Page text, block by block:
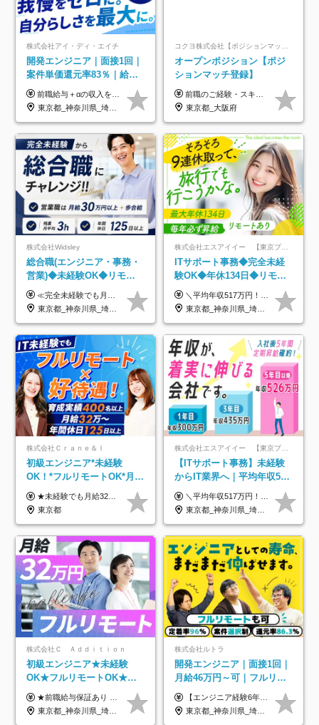
株式会社アイ・ディ・エイチ
開発エンジニア｜面接1回｜
案件単価還元率83％｜給与
UP保証｜年休140日｜在宅
利用率9割｜独立支援・副業
制度
前職給与＋αの収入を保証 月給42万円～120万円＋各種手当＋賞与 給与基準が明確かつ高還元です。 一人ひとりが安定した環境のもと、長く活躍できる職場を目指しています。 ※平均年収650万円 ・還元率83％ ・各種手当について 職能手当／職務手当／資格手当／営業手当 など ※前職での経験・能力、給与などを考慮の上、当社規定により優遇いたします ※試用期間あり（3ヶ月／期間中の条件に変動はありません） ※上記金額には固定残業代（78,948円～225,564円/月30時間分）を含みます 超過分は別途全額支給いたします ・年収UPを保証 過去には転職時に〈年収200万円UP〉したエンジニアも在籍しています。入社時だけでなく、入社後も安心の給与水準で働ける環境です。キャリアや技術力が正当に評価されていないと感じていたら、一度面接でお話ししましょう！ 当社では管理職の人数は最低限にし、無駄な管理をしません。その費用削減分を社員の給与に還元しています！
東京都_神奈川県_埼玉県_千葉県_大阪府_愛知県_北海道_青森県_岩手県_宮城県_秋田県_山形県_福島県_茨城県_栃木県_群馬県_新潟県_山梨県_長野県_富山県_石川県_福井県_静岡県_岐阜県_三重県_兵庫県_京都府_滋賀県_奈良県_和歌山県_広島県_岡山県_鳥取県_島根県_山口県_徳島県_香川県_愛媛県_高知県_福岡県_熊本県_佐賀県_長崎県_大分県_宮崎県_鹿児島県_沖縄県
オープンポジション【ポジ
ションマッチ登録】
前職のご経験・スキル等を考慮して決定します。
東京都_大阪府
株式会社Widsley
総合職(エンジニア・事務・
営業)◆未経験OK◆リモー
トあり◆残業月3h◆服装髪
型自由
≪完全未経験でも月給40万円以上も可能です！≫ -------------- 【1】ITエンジニア 月給26万円～50万円＋プロジェクト手当＋資格手当 【2】IT事務、営業事務 月給26万円～50万円＋プロジェクト手当＋資格手当 ≪【1】【2】共通≫ ★上記給与には固定残業代20時間分(月3万719円～)を含みます。残業が超過した場合は、追加支給します(残業は月平均3時間とほぼ発生しません。残業がなくても、固定残業代は支給されます) ★試用期間6ヵ月あり（期間中は月給23万1000円～。固定残業代20時間分3万719円～を含む／超過分は別途支給） -------------- 【3】SES営業、SaaS営業 月給30万円以上＋インセンティブ＋各種手当 ★上記給与には固定残業代45時間分(月7万6967円～)を含みます。残業が超過した場合は、追加支給します(残業は月平均3時間とほぼ発生しません。残業がなくても、固定残業代は支給されます) ★試用期間6ヵ月あり(期間中も給与や福利厚生は同じです)
東京都_神奈川県_埼玉県_千葉県_大阪府_愛知県_北海道_青森県_岩手県_宮城県_秋田県_山形県_福島県_茨城県_栃木県_群馬県_新潟県_山梨県_長野県_富山県_石川県_福井県_静岡県_岐阜県_三重県_兵庫県_京都府_滋賀県_奈良県_和歌山県_広島県_岡山県_鳥取県_島根県_山口県_徳島県_香川県_愛媛県_高知県_福岡県_熊本県_佐賀県_長崎県_大分県_宮崎県_鹿児島県_沖縄県
株式会社エスアイイー 【東京プロマーケット上場】
ITサポート事務◆完全未経
験OK◆年休134日◆リモー
トOK◆残業月7h以下◆賞与
年3回◆5年目まで必ず昇給
＼平均年収517万円！入社5年目まで毎年必ず昇給／ ■賞与年3回 ■年収800万円以上も可 ■入社3年以上の平均年収469.2万円 月給23万2000円以上＋賞与年3回＋各種手当 ☆入社5年目まで最大1万5000円の定期昇給を確約 ┃各種手当充実 ・規定の資格を取得すれば、2000円～5万円を毎月支給（2万4000円～60万円／年） ・研修中に取得した取得率95％の資格でも研修後の給料UP ※月給は年齢・経験・能力を考慮して、優遇いたします ※上記月給金額は固定残業代（20時間/3万1300円円以上）を含み、超過分は別途支給いたします ※試用期間（6ヶ月）は月給に変動はありますが、その他待遇に差異はありません ├入社後1ヶ月～3ヶ月間は、月給20万1900円となります └上記金額は固定残業代（10時間／1万6000円）を含み、超過分は別途支給いたします
東京都_神奈川県_埼玉県_千葉県_大阪府_愛知県_北海道_青森県_岩手県_宮城県_秋田県_山形県_福島県_茨城県_栃木県_群馬県_新潟県_山梨県_長野県_富山県_石川県_福井県_静岡県_岐阜県_三重県_兵庫県_京都府_滋賀県_奈良県_和歌山県_広島県_岡山県_鳥取県_島根県_山口県_徳島県_香川県_愛媛県_高知県_福岡県_熊本県_佐賀県_長崎県_大分県_宮崎県_鹿児島県_沖縄県
株式会社Ｃｒａｎｅ＆Ｉ
初級エンジニア*未経験
OK！*フルリモートOK*月給
32万～*残業月9.8h*1ヶ月の
研修*資格取得率100％
★未経験でも月給32万円スタート★ 月収32万円～35万円＋各種手当（資格手当だけで毎月15万の上乗せ実績あり！） ★資格手当豊富！1資格につき最大3万円支給 ★功績手当の導入で、毎月のお給与に上乗せで最大10万円支給している社員も！ ★1回の昇級で年収数十万UPも可 ★ゆくゆくは年収1000万以上も目指せる 年俸384万円～1,162万8,000円（12分割） ※経験・スキルを考慮の上決定します ※上記金額には固定残業代（月30h分・60,800円～66,500円）を含みます ※超過分は別途全額支給します ※試用期間2ヶ月間あり（その他待遇に差異はありません）
東京都
株式会社エスアイイー 【東京プロマーケット上場】
【ITサポート事務】未経験
からIT業界へ｜平均年収517
万円｜ホワイト企業認定｜
年休134日｜リモートOK
＼平均年収517万円！入社5年目まで毎年必ず昇給／ ■賞与年3回 ■年収800万円以上も可 ■入社3年以上の平均年収469.2万円 月給23万2000円以上＋賞与年3回＋各種手当 ☆入社5年目まで最大1万5000円の定期昇給を確約 ┃各種手当充実 ・規定の資格を取得すれば、2000円～5万円を毎月支給（2万4000円～60万円／年） ・研修中に取得した取得率95％の資格でも研修後の給料UP ※月給は年齢・経験・能力を考慮して、優遇いたします ※上記月給金額は固定残業代（20時間/3万1300円円以上）を含み、超過分は別途支給いたします ※試用期間（6ヶ月）は月給に変動はありますが、その他待遇に差異はありません ├入社後1ヶ月～3ヶ月間は、月給20万1900円となります └上記金額は固定残業代（10時間／1万6000円）を含み、超過分は別途支給いたします
東京都_神奈川県_埼玉県_千葉県_大阪府_愛知県_北海道_青森県_岩手県_宮城県_秋田県_山形県_福島県_茨城県_栃木県_群馬県_新潟県_山梨県_長野県_富山県_石川県_福井県_静岡県_岐阜県_三重県_兵庫県_京都府_滋賀県_奈良県_和歌山県_広島県_岡山県_鳥取県_島根県_山口県_徳島県_香川県_愛媛県_高知県_福岡県_熊本県_佐賀県_長崎県_大分県_宮崎県_鹿児島県_沖縄県
株式会社Ｃ Ａｄｄｉｔｉｏｎ
初級エンジニア★未経験
OK★フルリモートOK★月
給32万円～★残業月10h＆
年休120日以上★副業可
★前職給与保証あり ★月給32万円以上＋インセンティブあり 月給32万円以上＋インセンティブ＋各種手当 ※上記には固定残業代（月30時間・44,400円～）を含みます ※超過分は別途支給します ※試用期間はございません ★＼成果＝あなたの収入／★ 【1】案件単価ー8万円＝あなたの給与 参画したプロジェクトの案件単価から 一律8万円引いた金額があなたの給与です！ （月給例） ■1人称での構築・小規模な詳細設計 案件単価55万円ー8万円＝月給47万円（還元率85.5%） ■大型案件の設計・構築やプロジェクト管理 案件単価90万円ー8万円＝月給82万円（還元率91.1%） ‥‥‥‥‥‥‥‥‥‥‥‥‥‥‥‥‥‥ 【2】月給の他にも豊富なインセンティブあり 全員が月3～13万円のインセンティブをゲットしています！ ≪インセンティブ制度≫ 稼働している現場で増員・交代が発生し、 当社の人員を配属が決定した際に支給。 ◇C Addition正社員が参画 ：実粗利の10%／毎月 ◇協力会社所属の社員が参画：実粗利の30%／毎月 ≪リファラル制度≫ あなたの知り合いが当社のメンバーになった際に、 毎月1人あたり2万円支給します◎ ‥‥‥‥‥‥‥‥‥‥‥‥‥‥‥‥‥‥
東京都_神奈川県_埼玉県_千葉県_大阪府_愛知県_北海道_青森県_岩手県_宮城県_秋田県_山形県_福島県_茨城県_栃木県_群馬県_新潟県_山梨県_長野県_富山県_石川県_福井県_静岡県_岐阜県_三重県_兵庫県_京都府_滋賀県_奈良県_和歌山県_広島県_岡山県_鳥取県_島根県_山口県_徳島県_香川県_愛媛県_高知県_福岡県_熊本県_佐賀県_長崎県_大分県_宮崎県_鹿児島県_沖縄県
株式会社ルトラ
開発エンジニア｜面接1回｜
月給46万円～可｜フルリモ
ートも可｜案件選択制｜定
着率96％以上｜副業OK｜住
宅手当
【エンジニア経験6年以上の方】 月給46万円～100万円（固定残業代含む） ※上記月給には月30時間分の固定残業代（月8万7,400円～月19万円）を含む。超過分は全額支給。 【エンジニア経験4年以上の方】 月給42万円～100万円（固定残業代含む） ※上記月給には月30時間分の固定残業代（月7万9,800円～月19万円）を含む。超過分は全額支給。 【エンジニア経験4年未満の方】 月給38万円～100万円（固定残業代含む） ※上記月給には月30時間分の固定残業代（月7万2,200円～月19万円）を含む。超過分は全額支給。 ※経験、スキル、前職給与などを踏まえて決定。 ◆ルトラの給与制度のポイント！◆ ・社員の95%が入社時に年収UP！最高で300万円UPの実績も ・平均還元率86.3%（交通費・住宅手当・会社負担分の社保も含む） ・人柄やポテンシャルを評価し、スキル以上の希望年収を提示することも ・退職金制度やリファラル手当（平均50万円）あり
東京都_神奈川県_埼玉県_千葉県_大阪府_愛知県_北海道_青森県_岩手県_宮城県_秋田県_山形県_福島県_茨城県_栃木県_群馬県_新潟県_山梨県_長野県_富山県_石川県_福井県_静岡県_岐阜県_三重県_兵庫県_京都府_滋賀県_奈良県_和歌山県_広島県_岡山県_鳥取県_島根県_山口県_徳島県_香川県_愛媛県_高知県_福岡県_熊本県_佐賀県_長崎県_大分県_宮崎県_鹿児島県_沖縄県